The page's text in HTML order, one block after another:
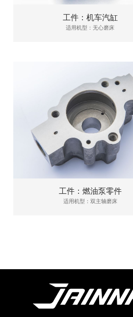
工件：机车汽缸
适用机型：无心磨床
工件：燃油泵零件
适用机型：双主轴磨床